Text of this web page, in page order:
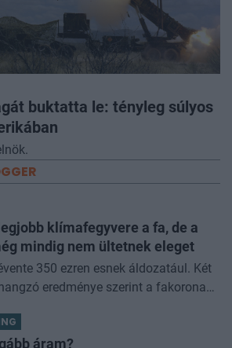
buktatta le: tényleg súlyos
klímafegyvere a fa, de a
mindig nem ültetnek eleget
350 ezren esnek áldozatául. Két
eredménye szerint a fakorona
áram?